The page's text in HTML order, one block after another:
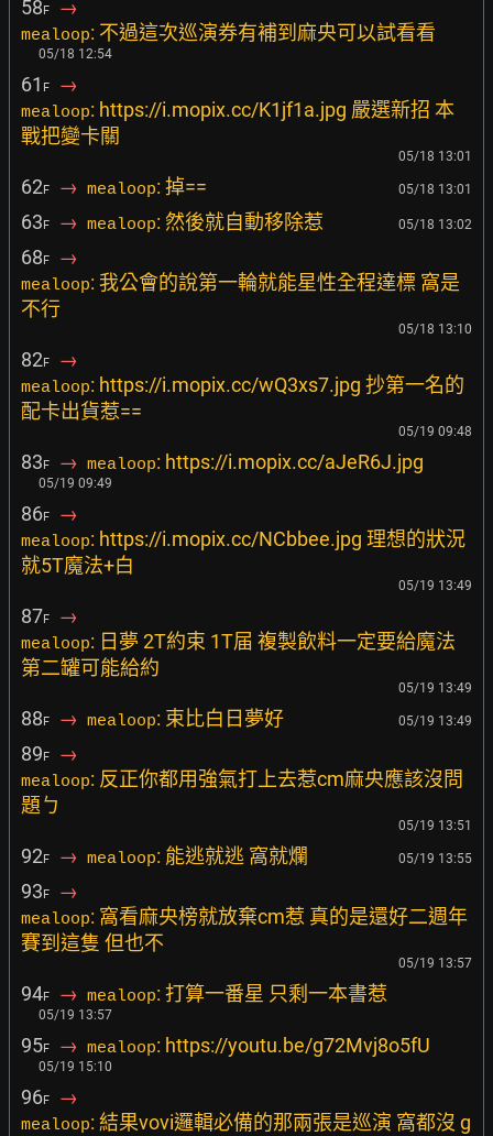
58F →
mealoop: 不過這次巡演券有補到麻央可以試看看
05/18 12:54
61 F →
mealoop: https://i.mopix.cc/K1jf1a.jpg 嚴選新招 本
戰把變卡關
05/18 13:01
62F → mealoop: 掉== 05/18 13:01
63F → mealoop: 然後就自動移除惹 05/18 13:02
68F →
mealoop: 我公會的說第一輪就能星性全程達標 窩是
不行
05/18 13:10
82F →
mealoop: https://i.mopix.cc/wQ3xs7.jpg 抄第一名的
配卡出貨惹==
05/19 09:48
83F → mealoop: https://i.mopix.cc/aJeR6J.jpg
05/19 09:49
86F →
mealoop: https://i.mopix.cc/NCbbee.jpg 理想的狀況
就5T魔法+白
05/19 13:49
87F →
mealoop: 日夢 2T約束 1T届 複製飲料一定要給魔法
第二罐可能給約
05/19 13:49
88F → mealoop: 束比白日夢好 05/19 13:49
89F →
mealoop: 反正你都用強氣打上去惹cm麻央應該沒問
題ㄅ
05/19 13:51
92F → mealoop: 能逃就逃 窩就爛 05/19 13:55
93F →
mealoop: 窩看麻央榜就放棄cm惹 真的是還好二週年
賽到這隻 但也不
05/19 13:57
94F → mealoop: 打算一番星 只剩一本書惹
05/19 13:57
95F → mealoop: https://youtu.be/g72Mvj8o5fU
05/19 15:10
96F →
mealoop: 結果vovi邏輯必備的那兩張是巡演 窩都沒 g